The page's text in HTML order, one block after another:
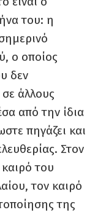
του: η
ο οποίος
δεν
σε άλλους
από την ίδια
πηγάζει και
Στον
του
τον καιρό
της